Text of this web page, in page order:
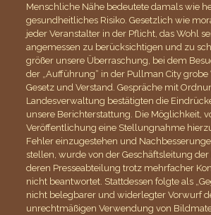
Menschliche Nähe bedeutete damals wie
gesundheitliches Risiko. Gesetzlich wie
jeder Veranstalter in der Pflicht, das Wohl
angemessen zu berücksichtigen und zu
größer unsere Überraschung, bei dem
der „Aufführung“ in der Pullman City grobe
Gesetz und Verstand. Gespräche mit
Landesverwaltung bestätigten die
unsere Berichterstattung. Die Möglichkeit,
Veröffentlichung eine Stellungnahme
Fehler einzugestehen und
stellen, wurde von der Geschäftsleitung
deren Presseabteilung trotz mehrfacher
nicht beantwortet. Stattdessen folgte als
nicht belegbarer und widerlegter Vorwurf
unrechtmäßigen Verwendung von